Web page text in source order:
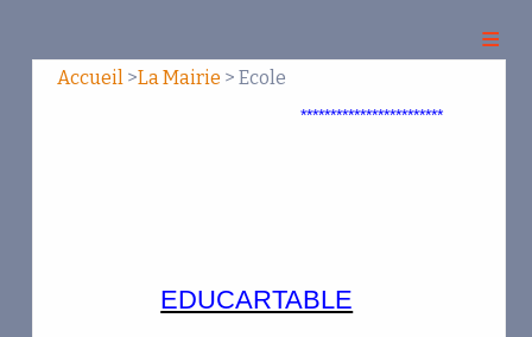
Sur Rasteau
Accueil>La Mairie > Ecole
************************
EDUCARTABLE